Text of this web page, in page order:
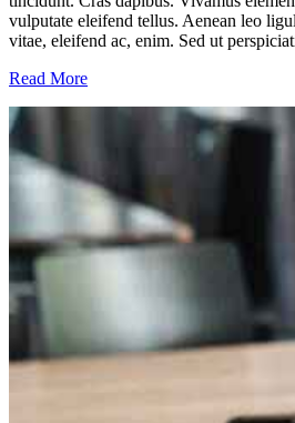
vulputate eleifend tellus. Aenean leo
vitae, eleifend ac, enim. Sed ut
Read More